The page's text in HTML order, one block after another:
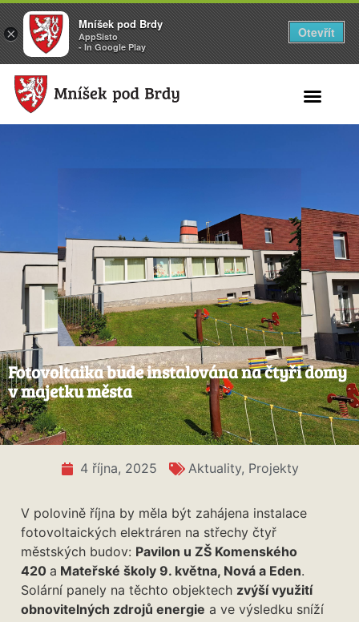
Fotovoltaika bude instalována na čtyři domy
v majetku města
4 října, 2025 Aktuality, Projekty
V polovině října by měla být zahájena instalace
fotovoltaických elektráren na střechy čtyř
městských budov: Pavilon u ZŠ Komenského
420 a Mateřské školy 9. května, Nová a Eden.
Solární panely na těchto objektech zvýší využití
obnovitelných zdrojů energie a ve výsledku sníží
×
Mníšek pod Brdy
AppSisto
- In Google Play
Otevřít